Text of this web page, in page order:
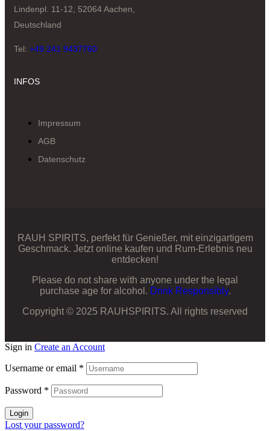
Lindenpl. 11-12, 52064 Aachen,
Deutschland
Tel: +49 241 9437760
INFOS
Impressum
AGB
Datenschutz
RAUH SPIRITS, perfekt für Genießer, mit einzigartigem
Geschmack. Jetzt online kaufen und Rum-Erlebnis neu
entdecken!
Please do not share with anyone under the legal
purchase age for alcohol. Drink Responsibly.
Copyright © 2025 RAUHSPIRITS. All rights reserved
Sign in Create an Account
Username or email *
Password *
Login
Lost your password?